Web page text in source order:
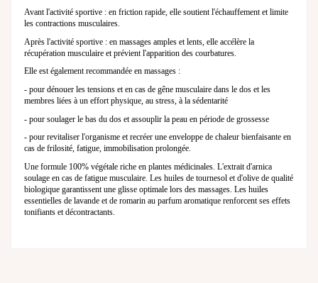
Avant l'activité sportive : en friction rapide, elle soutient l'échauffement et limite
les contractions musculaires.
Après l'activité sportive : en massages amples et lents, elle accélère la
récupération musculaire et prévient l'apparition des courbatures.
Elle est également recommandée en massages :
- pour dénouer les tensions et en cas de gêne musculaire dans le dos et les
membres liées à un effort physique, au stress, à la sédentarité
- pour soulager le bas du dos et assouplir la peau en période de grossesse
- pour revitaliser l'organisme et recréer une enveloppe de chaleur bienfaisante en
cas de frilosité, fatigue, immobilisation prolongée.
Une formule 100% végétale riche en plantes médicinales. L'extrait d'arnica
soulage en cas de fatigue musculaire. Les huiles de tournesol et d'olive de qualité
biologique garantissent une glisse optimale lors des massages. Les huiles
essentielles de lavande et de romarin au parfum aromatique renforcent ses effets
tonifiants et décontractants.